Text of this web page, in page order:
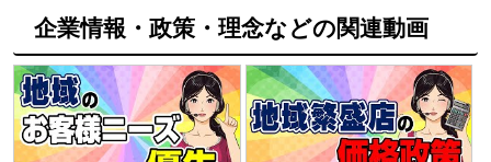
企業情報・政策・理念などの関連動画